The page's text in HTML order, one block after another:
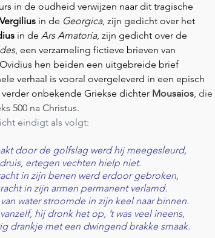
in de oudheid verwijzen naar dit tragische
Vergilius in de Georgica, zijn gedicht over het
in de Ars Amatoria, zijn gedicht over de
, een verzameling fictieve brieven van
hen beiden een uitgebreide brief
verhaal is vooral overgeleverd in een episch
onbekende Griekse dichter Mousaios, die
500 na Christus.
eindigt als volgt:
door de golfslag werd hij meegesleurd,
ertegen vechten hielp niet.
in zijn benen werd erdoor gebroken,
in zijn armen permanent verlamd.
water stroomde in zijn keel naar binnen.
hij dronk het op, ’t was veel ineens,
drankje met een dwingend brakke smaak.